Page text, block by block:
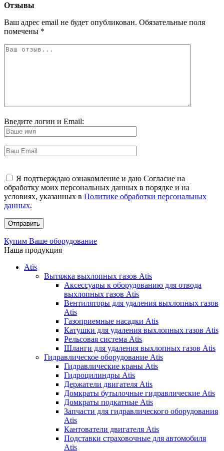
Отзывы
Ваш адрес email не будет опубликован. Обязательные поля
помечены *
Введите логин и Email:
Я подтверждаю ознакомление и даю Согласие на
обработку моих персональных данных в порядке и на
условиях, указанных в Политике обработки персональных
данных.
Купим Ваше оборудование
Наша продукция
Atis
Вытяжка выхлопных газов Atis
Аксессуары к оборудованию для отвода
выхлопных газов Atis
Вентиляторы для удаления выхлопных газов
Atis
Газоприемные насадки Atis
Катушки для удаления выхлопных газов Atis
Рельсовая система Atis
Шланги для удаления выхлопных газов Atis
Гидравлическое оборудование Atis
Гидравлические краны Atis
Гидроцилиндры Atis
Держатели двигателя Atis
Домкраты бутылочные гидравлические Atis
Домкраты подкатные Atis
Запчасти для гидравлического оборудования
Atis
Кантователи двигателя Atis
Подставки страховочные для автомобиля
Atis